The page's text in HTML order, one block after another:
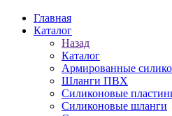
Главная
Каталог
Назад
Каталог
Армированные
Шланги ПВХ
Силиконовые
Силиконовые шланги